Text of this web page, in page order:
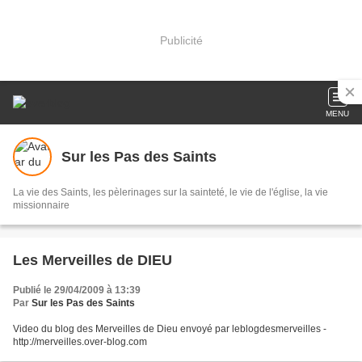
Publicité
MENU
Sur les Pas des Saints
La vie des Saints, les pèlerinages sur la sainteté, le vie de l'église, la vie
missionnaire
Les Merveilles de DIEU
Publié le 29/04/2009 à 13:39
Par Sur les Pas des Saints
Video du blog des Merveilles de Dieu envoyé par leblogdesmerveilles -
http://merveilles.over-blog.com